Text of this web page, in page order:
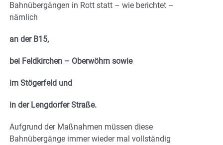
Bahnübergängen in Rott statt – wie berichtet –
nämlich
an der B15,
bei Feldkirchen – Oberwöhrn sowie
im Stögerfeld und
in der Lengdorfer Straße.
Aufgrund der Maßnahmen müssen diese
Bahnübergänge immer wieder mal vollständig